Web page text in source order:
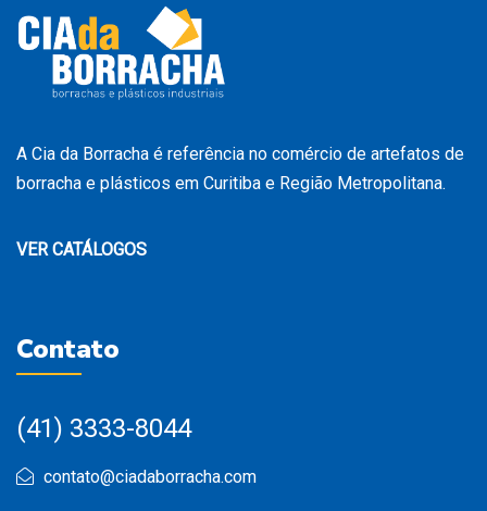
A Cia da Borracha é referência no comércio de artefatos de
borracha e plásticos em Curitiba e Região Metropolitana.
VER CATÁLOGOS
Contato
(41) 3333-8044
contato@ciadaborracha.com